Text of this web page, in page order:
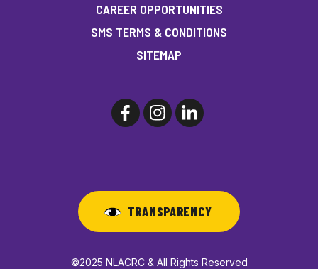
CAREER OPPORTUNITIES
SMS TERMS & CONDITIONS
SITEMAP
TRANSPARENCY
©2025 NLACRC & All Rights Reserved